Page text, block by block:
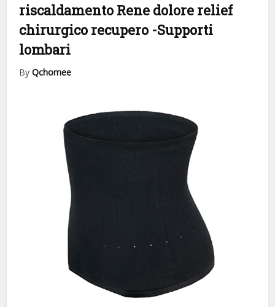
riscaldamento Rene dolore relief
chirurgico recupero -Supporti
lombari
ByQchomee